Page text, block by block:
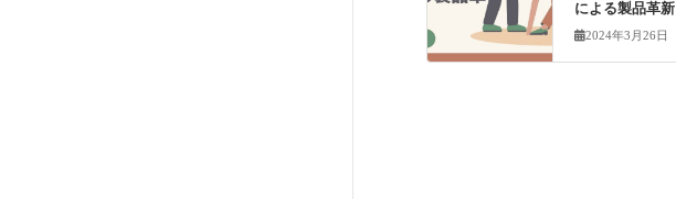
による製品革新
2024年3月26日